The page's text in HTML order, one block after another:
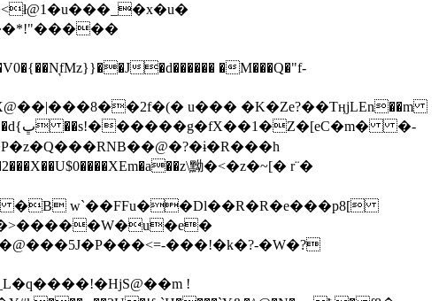
黝�<�z�~[� r¨�
�B w`��FFu��Dl��R�R�e���p8[
!